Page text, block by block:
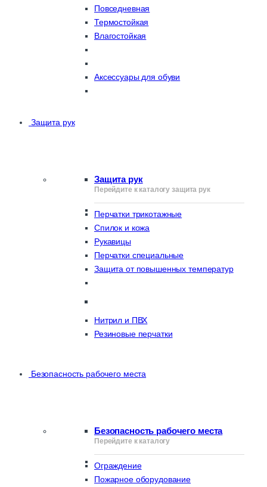
Повседневная
Термостойкая
Влагостойкая
Аксессуары для обуви
Защита рук
Защита рук
Перейдите к каталогу защита рук
Перчатки трикотажные
Спилок и кожа
Рукавицы
Перчатки специальные
Защита от повышенных температур
Нитрил и ПВХ
Резиновые перчатки
Безопасность рабочего места
Безопасность рабочего места
Перейдите к каталогу
Ограждение
Пожарное оборудование